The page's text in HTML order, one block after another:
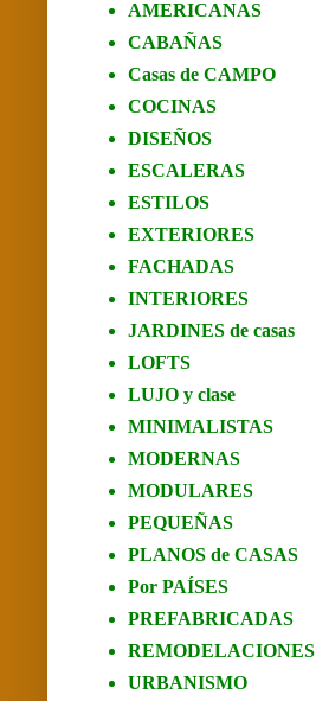
AMERICANAS
CABAÑAS
Casas de CAMPO
COCINAS
DISEÑOS
ESCALERAS
ESTILOS
EXTERIORES
FACHADAS
INTERIORES
JARDINES de casas
LOFTS
LUJO y clase
MINIMALISTAS
MODERNAS
MODULARES
PEQUEÑAS
PLANOS de CASAS
Por PAÍSES
PREFABRICADAS
REMODELACIONES
URBANISMO